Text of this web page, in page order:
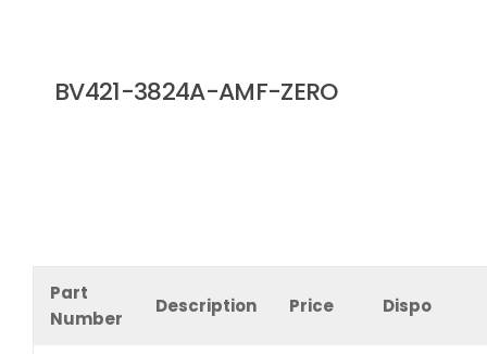
BV421-3824A-AMF-ZERO
Part
Number
Description Price Dispo